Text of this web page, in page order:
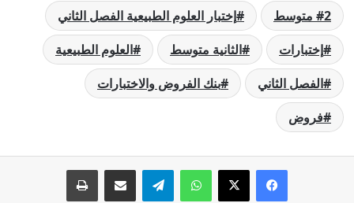
2 متوسط
إختبار العلوم الطبيعية الفصل الثاني
إختبارات
الثانية متوسط
العلوم الطبيعية
الفصل الثاني
بنك الفروض والاختبارات
فروض
فيسبوك
‫X واتسابتيلقراممشاركة عبر البريد طباعة